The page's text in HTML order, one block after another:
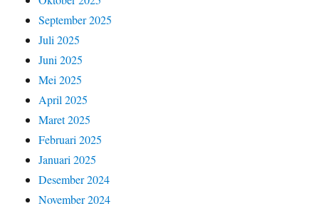
September 2025
Juli 2025
Juni 2025
Mei 2025
April 2025
Maret 2025
Februari 2025
Januari 2025
Desember 2024
November 2024